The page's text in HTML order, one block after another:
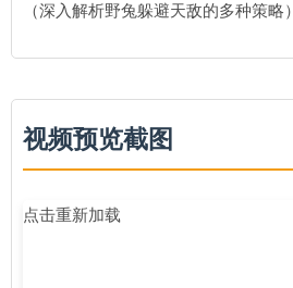
（深入解析野兔躲避天敌的多种策略）
视频预览截图
点击重新加载